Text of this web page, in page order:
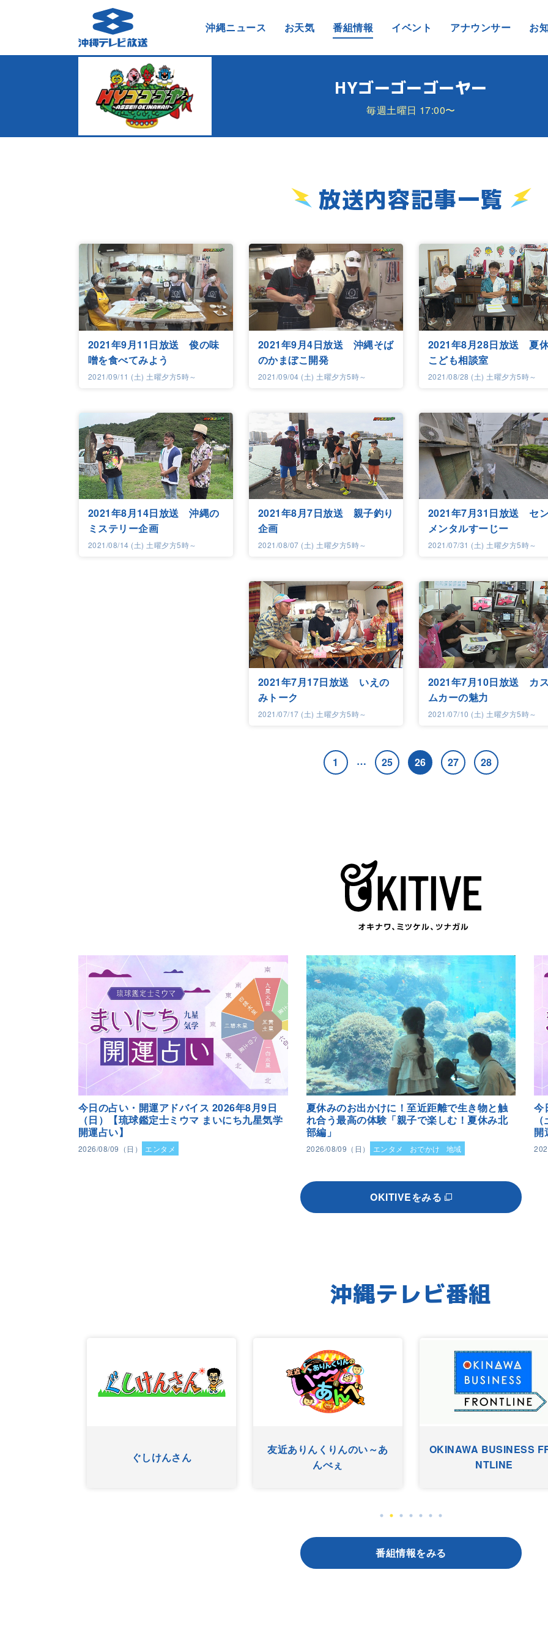
沖縄ニュース お天気 番組情報 イベント アナウンサー お
HYゴーゴーゴーヤー
毎週土曜日 17:00〜
放送内容記事一覧
2021年9月11日放送 俊の味
噌を食べてみよう
2021/09/11 (土) 土曜夕方5時～
2021年9月4日放送 沖縄そば
のかまぼこ開発
2021/09/04 (土) 土曜夕方5時～
2021年8月28日放送 夏
こども相談室
2021/08/28 (土) 土曜夕方5時～
2021年8月14日放送 沖縄の
ミステリー企画
2021/08/14 (土) 土曜夕方5時～
2021年8月7日放送 親子釣り
企画
2021/08/07 (土) 土曜夕方5時～
2021年7月31日放送 セ
メンタルすーじー
2021/07/31 (土) 土曜夕方5時～
2021年7月17日放送 いえの
みトーク
2021/07/17 (土) 土曜夕方5時～
2021年7月10日放送 カ
ムカーの魅力
2021/07/10 (土) 土曜夕方5時～
1 … 25 26 27 28
今日の占い・開運アドバイス 2026年8月9日
（日）【琉球鑑定士ミウマ まいにち九星気学
開運占い】
2026/08/09（日） エンタメ
夏休みのお出かけに！至近距離で生き物と触
れ合う最高の体験「親子で楽しむ！夏休み北
部編」
2026/08/09（日） エンタメ おでかけ 地域
今
開
OKITIVEをみる
沖縄テレビ番組
ぐしけんさん
友近ありんくりんのい～あ
んべぇ
OKINAWA BUSINESS
NTLINE
番組情報をみる